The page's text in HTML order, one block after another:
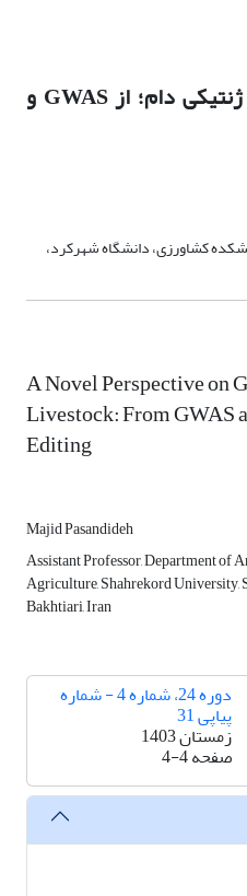
چشم‌انداز نوین در بهبود ژنتیکی دام؛ از GWAS و
کشاورزی، دانشگاه شهرکرد،
A Novel Perspective on
Livestock: From GWAS
Editing
Majid Pasandideh
Assistant Professor, Department of
Agriculture, Shahrekord University,
Bakhtiari, Iran
دوره 24، شماره 4 - شماره
پیاپی 31
زمستان 1403
صفحه4-4